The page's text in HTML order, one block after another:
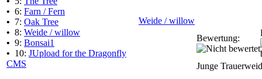
• 6: Farn / Fern
• 7: Oak Tree
• 8: Weide / willow
• 9: Bonsai1
• 10: JUpload for the Dragonfly
CMS
Weide / willow
Bewertung:
Junge